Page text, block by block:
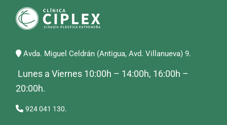
Avda. Miguel Celdrán (Antigua, Avd. Villanueva) 9.
Lunes a Viernes 10:00h – 14:00h, 16:00h –
20:00h.
924 041 130.